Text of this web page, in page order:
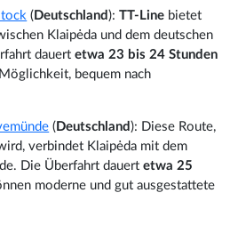
( Deutschland ):TT-Line bietet
Klaipėda und dem deutschen
dauertetwa 23 bis 24 Stunden
bequem nach
( Deutschland ): Diese Route,
verbindet Klaipėda mit dem
Die Überfahrt dauertetwa 25
moderne und gut ausgestattete